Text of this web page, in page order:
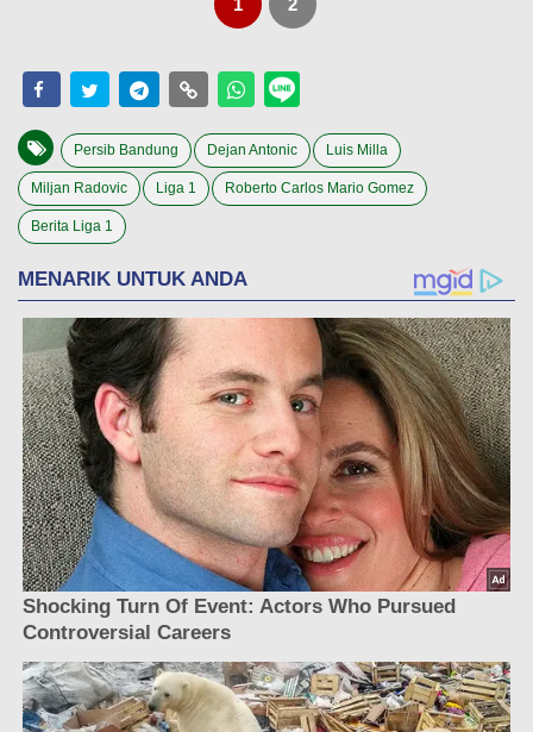
Persib Bandung Dejan Antonic Luis Milla
Miljan Radovic‎ Liga 1 Roberto Carlos Mario Gomez
Berita Liga 1